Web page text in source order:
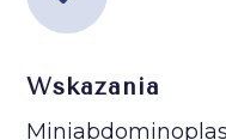
Wskazania